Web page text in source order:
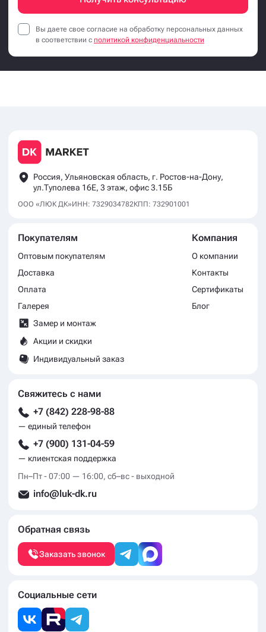
Вы даете свое согласие на обработку персональных данных
в соответствии с политикой конфиденциальности
Россия, Ульяновская область, г. Ростов-на-Дону,
ул.Туполева 16Е, 3 этаж, офис 3.15Б
ООО «ЛЮК ДК»ИНН: 7329034782КПП: 732901001
Покупателям
Оптовым покупателям
Доставка
Оплата
Галерея
Замер и монтаж
Акции и скидки
Индивидуальный заказ
Компания
О компании
Контакты
Сертификаты
Блог
Свяжитесь с нами
+7 (842) 228-98-88
— единый телефон
+7 (900) 131-04-59
— клиентская поддержка
Пн–Пт - 07:00 — 16:00, сб–вс - выходной
info@luk-dk.ru
Обратная связь
Заказать звонок
Социальные сети